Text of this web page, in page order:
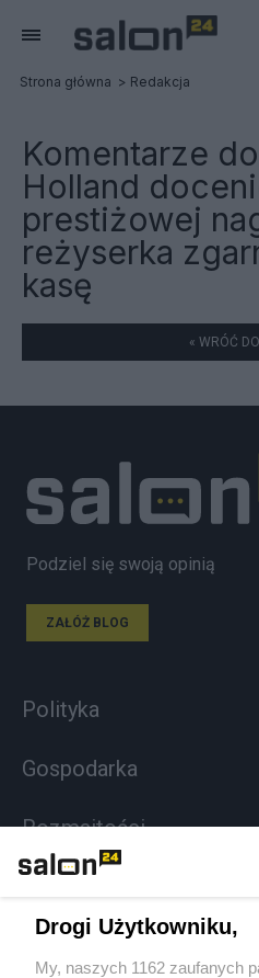
Strona główna Redakcja
Komentarze
Holland
prestiżowej
reżyserka
kasę
« WRÓĆ
Podziel się swoją opinią
ZAŁÓŻ BLOG
Polityka
Gospodarka
Rozmaitości
Sport
Drogi Użytkowniku,
My, naszych 1162 zaufanych